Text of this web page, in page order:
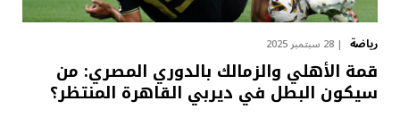
رياضة 28 سبتمبر 2025
قمة الأهلي والزمالك بالدوري المصري: من
سيكون البطل في ديربي القاهرة المنتظر؟